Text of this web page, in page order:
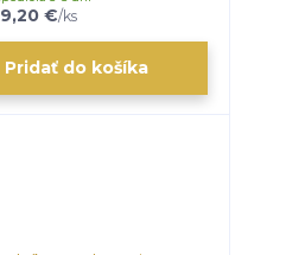
9,20 €/ks
Pridať do košíka